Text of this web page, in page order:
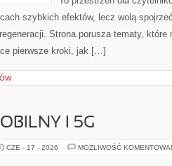
szybkich efektów, lecz wolą
Strona porusza tematy, które
pierwsze kroki, jak […]
I 5G
CZE - 17 - 2026 MOŻLIWOŚĆ